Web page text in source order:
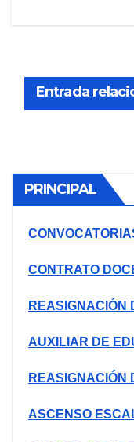
Entrada
PRINCIPAL
CONTRATO
REASIGNACIÓN
AUXILIAR DE
REASIGNACIÓN
ASCENSO